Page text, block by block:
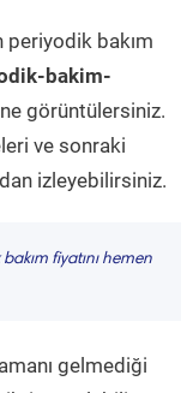
periyodik bakım
bakim-
görüntülersiniz.
ve sonraki
izleyebilirsiniz.
fiyatını hemen
gelmediği